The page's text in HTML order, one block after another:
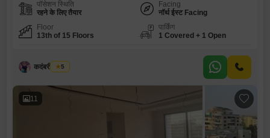
पॉसेशन स्थिति
रहने के लिए तैयार
Facing
नॉर्थ ईस्ट Facing
Floor
13th of 15 Floors
पार्किंग
1 Covered + 1 Open
कदंबरी मेश्राम
5
11